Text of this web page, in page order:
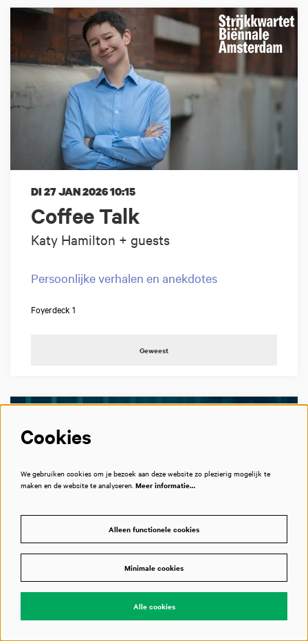
Coffee Talk
Katy Hamilton + guests
DI 27 JAN 202610:15
Persoonlijke verhalen en anekdotes
Foyerdeck 1
Geweest
Superromantische
DI 27 JAN 202609:30
Cookies
We gebruiken cookies om je bezoek aan deze website zo plezierig mogelijk te
maken en de website te analyseren. Meer informatie…
Alleen functionele cookies
Minimale cookies
Alle cookies